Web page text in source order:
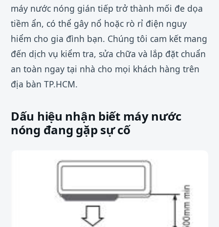
máy nước nóng gián tiếp trở thành mối đe dọa
tiềm ẩn, có thể gây nổ hoặc rò rỉ điện nguy
hiểm cho gia đình bạn. Chúng tôi cam kết mang
đến dịch vụ kiểm tra, sửa chữa và lắp đặt chuẩn
an toàn ngay tại nhà cho mọi khách hàng trên
địa bàn TP.HCM.
Dấu hiệu nhận biết máy nước
nóng đang gặp sự cố